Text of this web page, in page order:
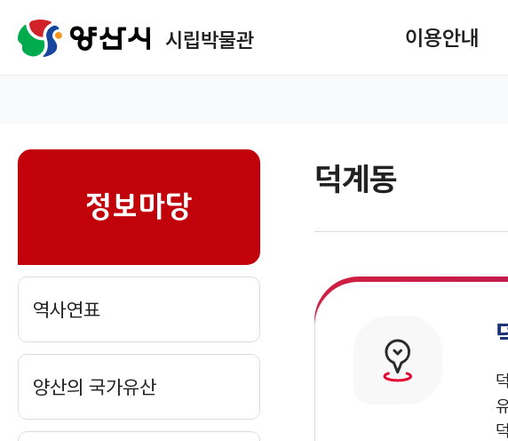
시립박물관 이용안내
사이트맵
정보마당
역사연표
양산의 국가유산
덕계동sns 공유 리스트 열기